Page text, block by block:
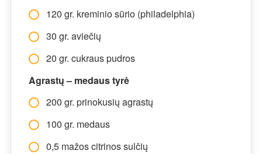
120 gr. kreminio sūrio (philadelphia)
30 gr. aviečių
20 gr. cukraus pudros
Agrastų – medaus tyrė
200 gr. prinokusių agrastų
100 gr. medaus
0,5 mažos citrinos sulčių